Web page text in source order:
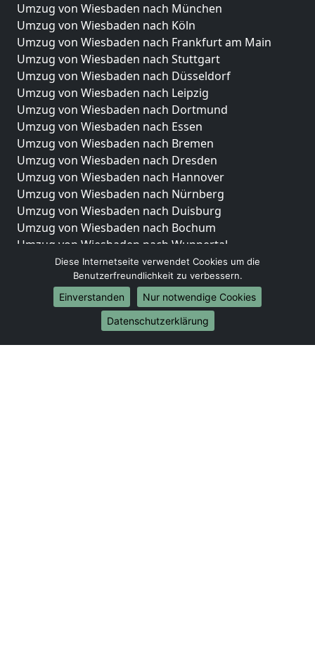
Umzug von Wiesbaden nach München
Umzug von Wiesbaden nach Köln
Umzug von Wiesbaden nach Frankfurt am Main
Umzug von Wiesbaden nach Stuttgart
Umzug von Wiesbaden nach Düsseldorf
Umzug von Wiesbaden nach Leipzig
Umzug von Wiesbaden nach Dortmund
Umzug von Wiesbaden nach Essen
Umzug von Wiesbaden nach Bremen
Umzug von Wiesbaden nach Dresden
Umzug von Wiesbaden nach Hannover
Umzug von Wiesbaden nach Nürnberg
Umzug von Wiesbaden nach Duisburg
Umzug von Wiesbaden nach Bochum
Umzug von Wiesbaden nach Wuppertal
Umzug von Wiesbaden nach Bielefeld
Umzug von Wiesbaden nach Bonn
Umzug von Wiesbaden nach Münster
Internationale-Umzüge
Umzug von Wiesbaden nach Brasilien
Diese Internetseite verwendet Cookies um die
Benutzerfreundlichkeit zu verbessern.
Einverstanden
Nur notwendige Cookies
Datenschutzerklärung